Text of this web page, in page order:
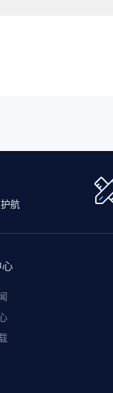
航